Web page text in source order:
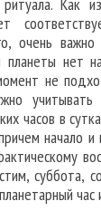
Как
очень
планеты нет
не
часов в
начало
суббота,